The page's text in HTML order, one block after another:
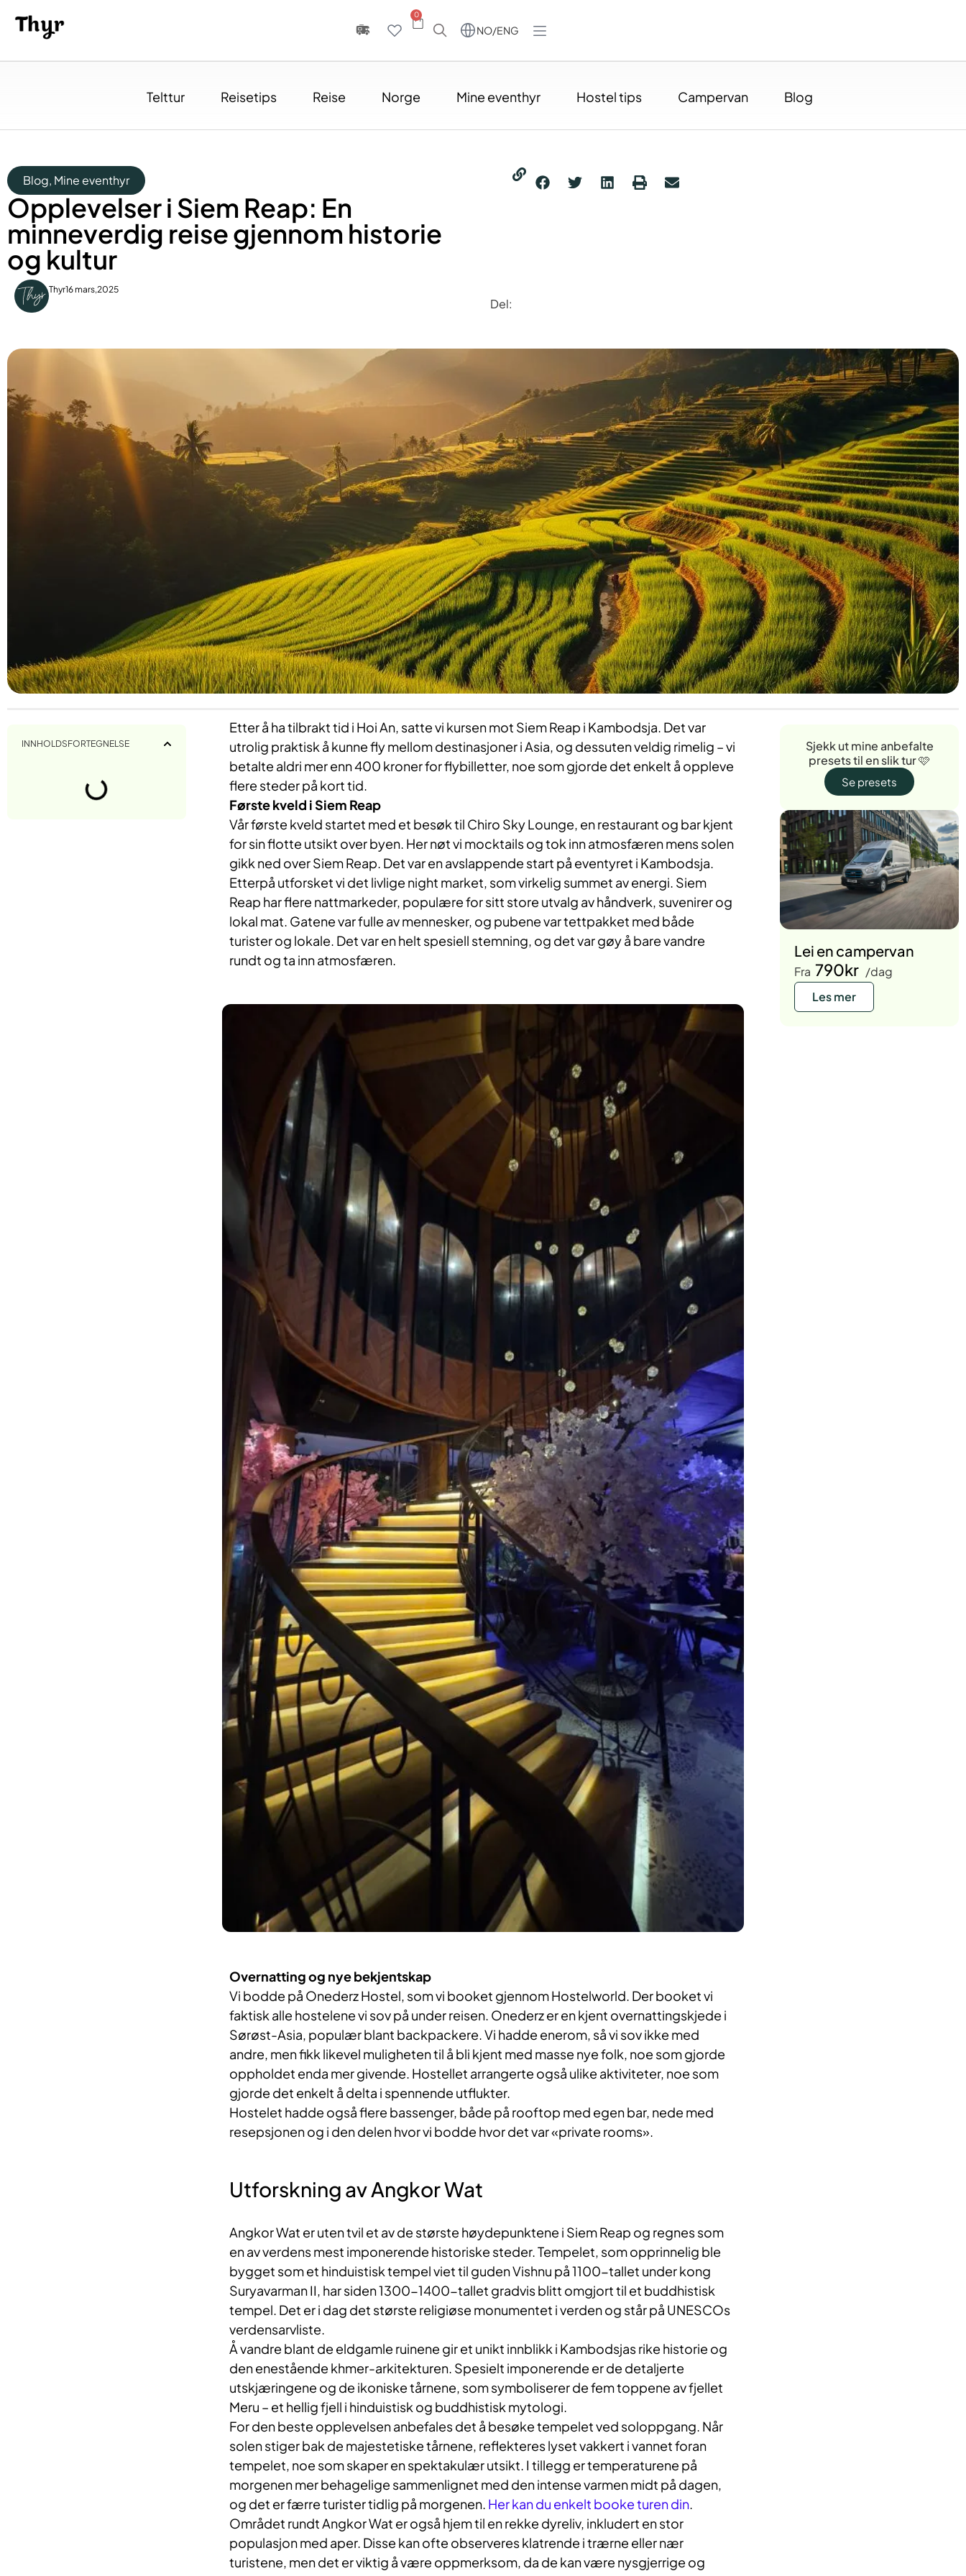
0
NO/ENG
Telttur Reisetips Reise Norge Mine eventhyr Hostel tips Campervan Blog
Blog, Mine eventhyr
Opplevelser i Siem Reap: En
minneverdig reise gjennom historie
og kultur
Thyr16 mars,2025
Del:
INNHOLDSFORTEGNELSE
Etter å ha tilbrakt tid i Hoi An, satte vi kursen mot Siem Reap i Kambodsja. Det var
utrolig praktisk å kunne fly mellom destinasjoner i Asia, og dessuten veldig rimelig – vi
betalte aldri mer enn 400 kroner for flybilletter, noe som gjorde det enkelt å oppleve
flere steder på kort tid.
Første kveld i Siem Reap
Vår første kveld startet med et besøk til Chiro Sky Lounge, en restaurant og bar kjent
for sin flotte utsikt over byen. Her nøt vi mocktails og tok inn atmosfæren mens solen
gikk ned over Siem Reap. Det var en avslappende start på eventyret i Kambodsja.
Etterpå utforsket vi det livlige night market, som virkelig summet av energi. Siem
Reap har flere nattmarkeder, populære for sitt store utvalg av håndverk, suvenirer og
lokal mat. Gatene var fulle av mennesker, og pubene var tettpakket med både
turister og lokale. Det var en helt spesiell stemning, og det var gøy å bare vandre
rundt og ta inn atmosfæren.
Overnatting og nye bekjentskap
Vi bodde på Onederz Hostel, som vi booket gjennom Hostelworld. Der booket vi
faktisk alle hostelene vi sov på under reisen. Onederz er en kjent overnattingskjede i
Sørøst-Asia, populær blant backpackere. Vi hadde enerom, så vi sov ikke med
andre, men fikk likevel muligheten til å bli kjent med masse nye folk, noe som gjorde
oppholdet enda mer givende. Hostellet arrangerte også ulike aktiviteter, noe som
gjorde det enkelt å delta i spennende utflukter.
Hostelet hadde også flere bassenger, både på rooftop med egen bar, nede med
resepsjonen og i den delen hvor vi bodde hvor det var «private rooms».
Utforskning av Angkor Wat
Angkor Wat er uten tvil et av de største høydepunktene i Siem Reap og regnes som
en av verdens mest imponerende historiske steder. Tempelet, som opprinnelig ble
bygget som et hinduistisk tempel viet til guden Vishnu på 1100-tallet under kong
Suryavarman II, har siden 1300-1400-tallet gradvis blitt omgjort til et buddhistisk
tempel. Det er i dag det største religiøse monumentet i verden og står på UNESCOs
verdensarvliste.
Å vandre blant de eldgamle ruinene gir et unikt innblikk i Kambodsjas rike historie og
den enestående khmer-arkitekturen. Spesielt imponerende er de detaljerte
utskjæringene og de ikoniske tårnene, som symboliserer de fem toppene av fjellet
Meru – et hellig fjell i hinduistisk og buddhistisk mytologi.
For den beste opplevelsen anbefales det å besøke tempelet ved soloppgang. Når
solen stiger bak de majestetiske tårnene, reflekteres lyset vakkert i vannet foran
tempelet, noe som skaper en spektakulær utsikt. I tillegg er temperaturene på
morgenen mer behagelige sammenlignet med den intense varmen midt på dagen,
og det er færre turister tidlig på morgenen. Her kan du enkelt booke turen din.
Området rundt Angkor Wat er også hjem til en rekke dyreliv, inkludert en stor
populasjon med aper. Disse kan ofte observeres klatrende i trærne eller nær
turistene, men det er viktig å være oppmerksom, da de kan være nysgjerrige og
Sjekk ut mine anbefalte
presets til en slik tur 🩷
Se presets
Lei en campervan
Fra 790kr /dag
Les mer